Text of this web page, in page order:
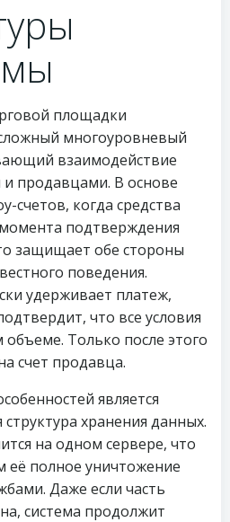
площадки
многоуровневый
взаимодействие
продавцами. В основе
счетов, когда средства
подтверждения
защищает обе стороны
поведения.
удерживает платеж,
что все условия
Только после этого
счет продавца.
является
хранения данных.
на одном сервере, что
полное уничтожение
Даже если часть
система продолжит